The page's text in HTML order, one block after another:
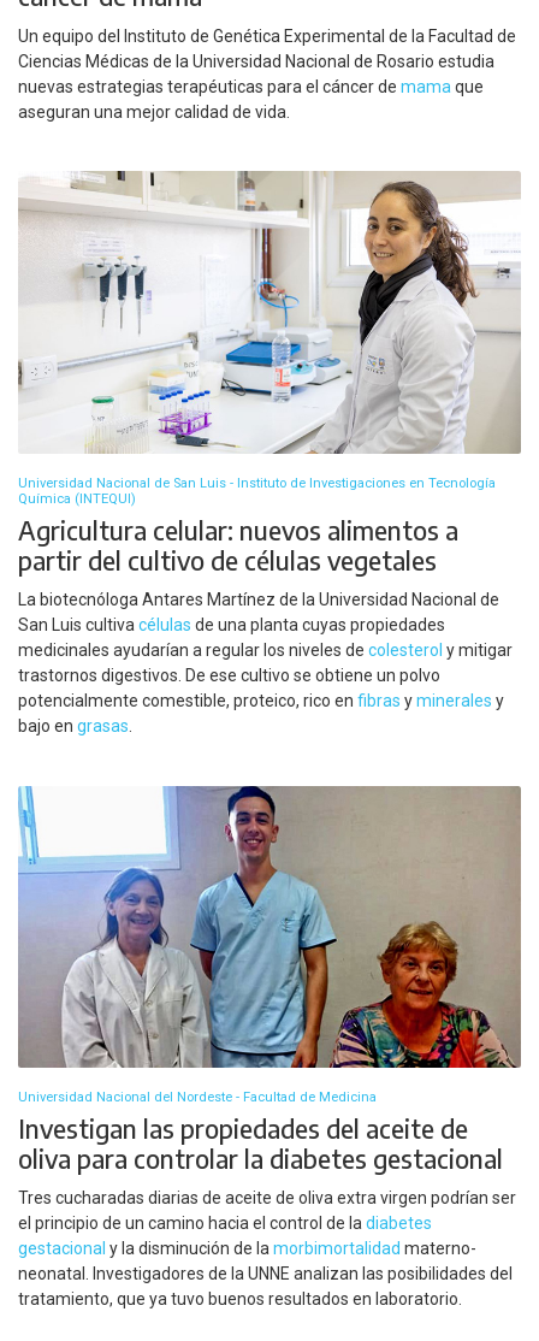
Un equipo del Instituto de Genética Experimental de la Facultad de
Ciencias Médicas de la Universidad Nacional de Rosario estudia
nuevas estrategias terapéuticas para el cáncer de mama que
aseguran una mejor calidad de vida.
Universidad Nacional de San Luis - Instituto de Investigaciones en Tecnología
Química (INTEQUI)
Agricultura celular: nuevos alimentos a
partir del cultivo de células vegetales
La biotecnóloga Antares Martínez de la Universidad Nacional de
San Luis cultiva células de una planta cuyas propiedades
medicinales ayudarían a regular los niveles de colesterol y mitigar
trastornos digestivos. De ese cultivo se obtiene un polvo
potencialmente comestible, proteico, rico en fibras yminerales y
bajo en grasas
Universidad Nacional del Nordeste - Facultad de Medicina
Investigan las propiedades del aceite de
oliva para controlar la diabetes gestacional
Tres cucharadas diarias de aceite de oliva extra virgen podrían ser
el principio de un camino hacia el control de ladiabetes
gestacional y la disminución de lamorbimortalidad materno-
neonatal. Investigadores de la UNNE analizan las posibilidades del
tratamiento, que ya tuvo buenos resultados en laboratorio.